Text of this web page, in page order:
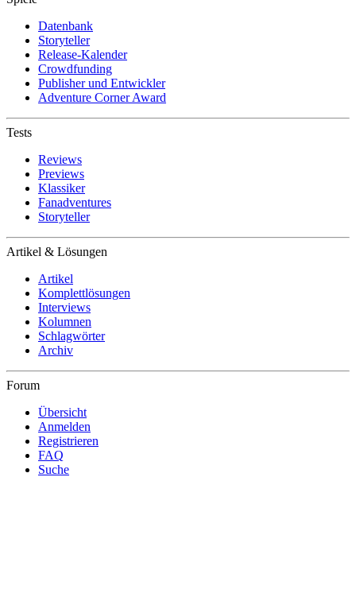
Datenbank
Storyteller
Release-Kalender
Crowdfunding
Publisher und Entwickler
Adventure Corner Award
Tests
Reviews
Previews
Klassiker
Fanadventures
Storyteller
Artikel & Lösungen
Artikel
Komplettlösungen
Interviews
Kolumnen
Schlagwörter
Archiv
Forum
Übersicht
Anmelden
Registrieren
FAQ
Suche